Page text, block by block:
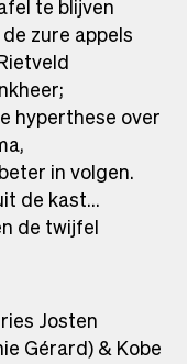
te blijven
zure appels
hyperthese over
in volgen.
de kast...
de twijfel
Josten
Gérard) & Kobe